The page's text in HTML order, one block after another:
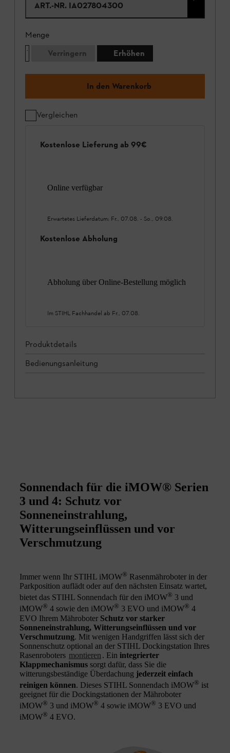
ART.-NR. IA027804300
Menge
Verringern
Erhöhen
In den Warenkorb
Vergleichen
Kostenlose Lieferung ab 99€
Online verfügbar
Erwartetes Lieferdatum: Fr., 07.08. - So., 09.08.
Kostenlose Abholung
Abholung über Online-Bestellung möglich
Im STIHL Fachhandel ab Fr., 07.08.
Produktdetails
Bedienungsanleitung
Sonnendach für die iMOW® Serien
3 und 4: Schutz vor
Sonneneinstrahlung,
Witterungseinflüssen und vor
Verschmutzung
Immer wenn Ihr STIHL iMOW® Rasenmähroboter in der
Parkposition auflädt oder auf den nächsten Einsatz wartet,
bietet das STIHL Sonnendach für den iMOW® 3 und
iMOW® 4 sowie den iMOW® 3 EVO und iMOW® 4
EVO Ihrem Mähroboter Schutz vor starker
Sonneneinstrahlung, Witterungseinflüssen und vor
Verschmutzung. Mit wenigen Handgriffen lässt sich der
Sonnenschutz optional an der STIHL Dockingstation Ihres
Rasenroboters montieren . Ein integrierter
Klappmechanismus sorgt dafür, dass Sie die
witterungsbeständige Überdachung jederzeit einfach
reinigen können. Dieses STIHL Sonnendach iMOW® ist
geeignet für die Dockingstationen der Mähroboter
iMOW® 3 und iMOW® 4 sowie iMOW® 3 EVO und
iMOW® 4 EVO.